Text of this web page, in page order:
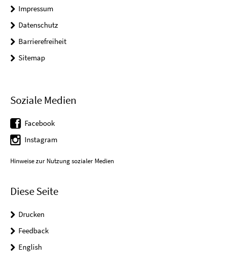
Impressum
Datenschutz
Barrierefreiheit
Sitemap
Soziale Medien
Facebook
Instagram
Hinweise zur Nutzung sozialer Medien
Diese Seite
Drucken
Feedback
English